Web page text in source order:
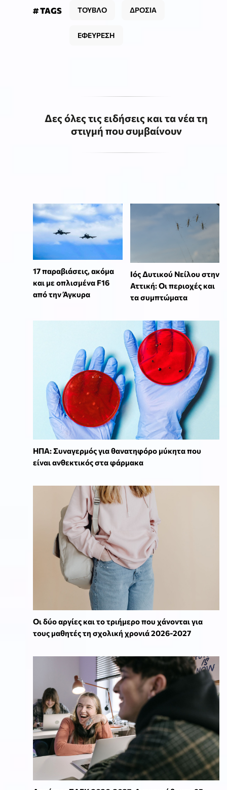
# TAGS ΤΟΥΒΛΟ ΔΡΟΣΙΑ
ΕΦΕΥΡΕΣΗ
Δες όλες τις ειδήσεις και τα νέα τη
στιγμή που συμβαίνουν
17 παραβιάσεις, ακόμα
και με οπλισμένα F16
από την Άγκυρα
Ιός Δυτικού Νείλου στην
Αττική: Οι περιοχές και
τα συμπτώματα
ΗΠΑ: Συναγερμός για θανατηφόρο μύκητα που
είναι ανθεκτικός στα φάρμακα
Οι δύο αργίες και το τριήμερο που χάνονται για
τους μαθητές τη σχολική χρονιά 2026-2027